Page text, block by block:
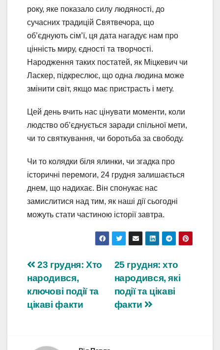
року, яке показало силу людяності, до
сучасних традицій Святвечора, що
об’єднують сім’ї, ця дата нагадує нам про
цінність миру, єдності та творчості.
Народження таких постатей, як Міцкевич чи
Ласкер, підкреслює, що одна людина може
змінити світ, якщо має пристрасть і мету.
Цей день вчить нас цінувати моменти, коли
людство об’єднується заради спільної мети,
чи то святкування, чи боротьба за свободу.
Чи то колядки біля ялинки, чи згадка про
історичні перемоги, 24 грудня залишається
днем, що надихає. Він спонукає нас
замислитися над тим, як наші дії сьогодні
можуть стати частиною історії завтра.
Навігація
записів
25 грудня: хто
народився, які
події та цікаві
факти
23 грудня: Хто
народився,
ключові події та
цікаві факти